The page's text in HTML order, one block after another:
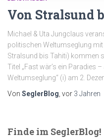
Von Stralsund
Michael & Uta Jungclaus
politischen Weltumseglung mit
Stralsund bis Tahiti) kommen
Titel „Fast wär’s ein Paradies
Weltumseglung“ (i) am 2.
Von SeglerBlog , vor 3 Jahren
Finde im SeglerBlog!